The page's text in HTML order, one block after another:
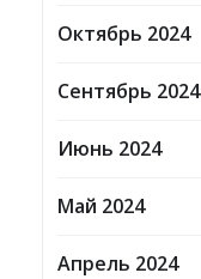
Октябрь 2024
Сентябрь 2024
Июнь 2024
Май 2024
Апрель 2024